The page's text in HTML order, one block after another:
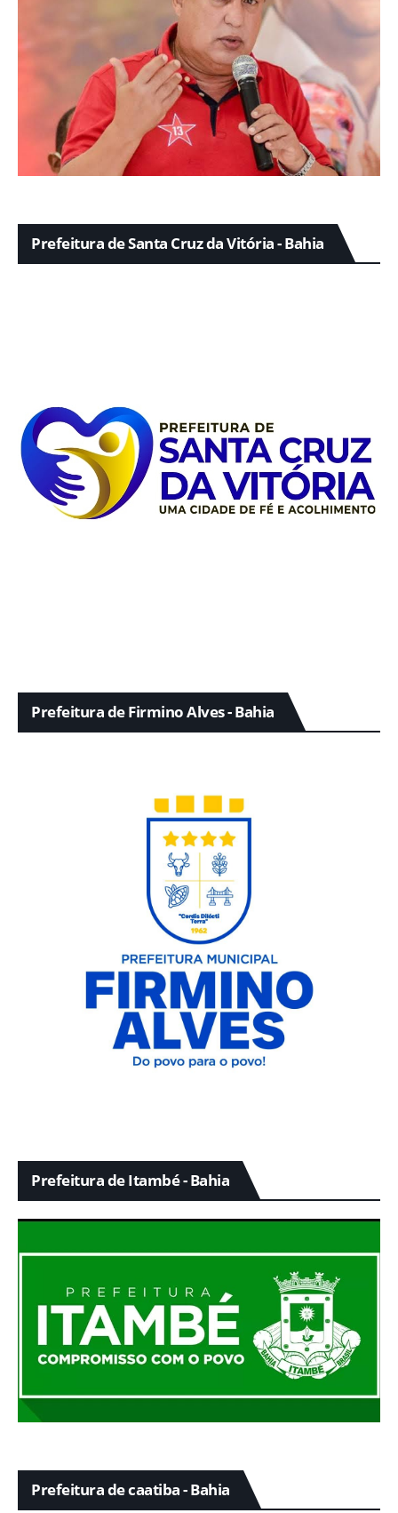
Prefeitura de Santa Cruz da Vitória - Bahia
Prefeitura de Firmino Alves - Bahia
Prefeitura de Itambé - Bahia
Prefeitura de caatiba - Bahia